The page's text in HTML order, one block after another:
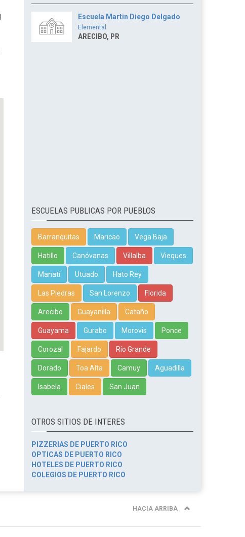
Escuela Martin Diego Delgado
Elemental
ARECIBO, PR
ESCUELAS PUBLICAS POR PUEBLOS
Barranquitas Maricao Vega Baja
Hatillo Canóvanas Villalba Vieques
Manatí Utuado Hato Rey
Las Piedras San Lorenzo Florida
Arecibo Guayanilla Cataño
Guayama Gurabo Morovis Ponce
Corozal Fajardo Río Grande
Dorado Toa Alta Camuy Aguadilla
Isabela Ciales San Juan
OTROS SITIOS DE INTERES
PIZZERIAS DE PUERTO RICO
OPTICAS DE PUERTO RICO
HOTELES DE PUERTO RICO
COLEGIOS DE PUERTO RICO
HACIA ARRIBA